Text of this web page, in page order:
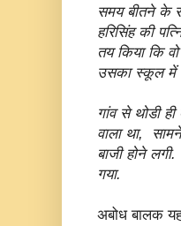
समय बीतने के
हरिसिंह की
तय किया कि
उसका स्कूल में
गांव से थोडी
वाला था,
बाजी होने
गया.
अबोध बालक